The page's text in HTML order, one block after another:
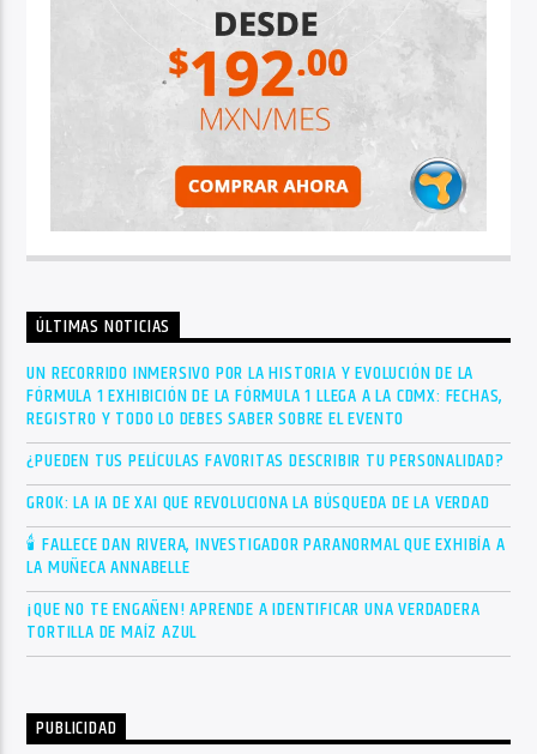
ÚLTIMAS NOTICIAS
UN RECORRIDO INMERSIVO POR LA HISTORIA Y EVOLUCIÓN DE LA
FÓRMULA 1 EXHIBICIÓN DE LA FÓRMULA 1 LLEGA A LA CDMX: FECHAS,
REGISTRO Y TODO LO DEBES SABER SOBRE EL EVENTO
¿PUEDEN TUS PELÍCULAS FAVORITAS DESCRIBIR TU PERSONALIDAD?
GROK: LA IA DE XAI QUE REVOLUCIONA LA BÚSQUEDA DE LA VERDAD
🕯 FALLECE DAN RIVERA, INVESTIGADOR PARANORMAL QUE EXHIBÍA A
LA MUÑECA ANNABELLE
¡QUE NO TE ENGAÑEN! APRENDE A IDENTIFICAR UNA VERDADERA
TORTILLA DE MAÍZ AZUL
PUBLICIDAD